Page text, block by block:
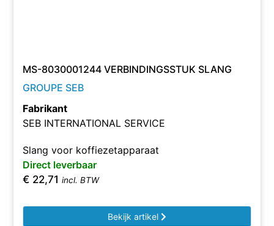
MS-8030001244 VERBINDINGSSTUK SLANG
GROUPE SEB
Fabrikant
SEB INTERNATIONAL SERVICE
Slang voor koffiezetapparaat
Direct leverbaar
€ 22,71 incl. BTW
Bekijk artikel